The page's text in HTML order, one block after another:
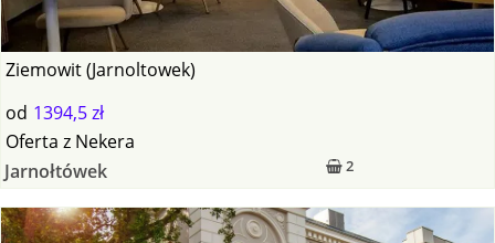
Ziemowit (Jarnoltowek)
od 1394,5 zł
2
Oferta z Nekera
Jarnołtówek